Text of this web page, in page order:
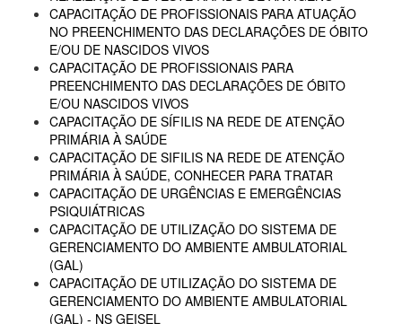
CAPACITAÇÃO DE PROFISSIONAIS PARA ATUAÇÃO
NO PREENCHIMENTO DAS DECLARAÇÕES DE ÓBITO
E/OU DE NASCIDOS VIVOS
CAPACITAÇÃO DE PROFISSIONAIS PARA
PREENCHIMENTO DAS DECLARAÇÕES DE ÓBITO
E/OU NASCIDOS VIVOS
CAPACITAÇÃO DE SÍFILIS NA REDE DE ATENÇÃO
PRIMÁRIA À SAÚDE
CAPACITAÇÃO DE SIFILIS NA REDE DE ATENÇÃO
PRIMÁRIA À SAÚDE, CONHECER PARA TRATAR
CAPACITAÇÃO DE URGÊNCIAS E EMERGÊNCIAS
PSIQUIÁTRICAS
CAPACITAÇÃO DE UTILIZAÇÃO DO SISTEMA DE
GERENCIAMENTO DO AMBIENTE AMBULATORIAL
(GAL)
CAPACITAÇÃO DE UTILIZAÇÃO DO SISTEMA DE
GERENCIAMENTO DO AMBIENTE AMBULATORIAL
(GAL) - NS GEISEL